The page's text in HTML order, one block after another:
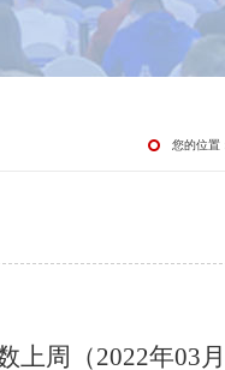
您的位置
上周（2022年03月